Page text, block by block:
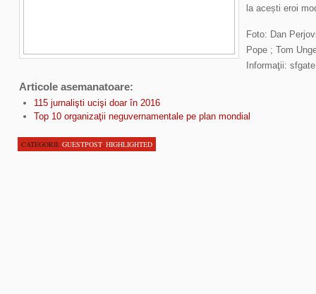
la acești eroi
Foto: Dan
Pope ; Tom
Informaţii:
Articole asemanatoare:
115 jurnalişti ucişi doar în 2016
Top 10 organizaţii neguvernamentale pe plan mondial
CATEGORII: GUESTPOST, HIGHLIGHTED